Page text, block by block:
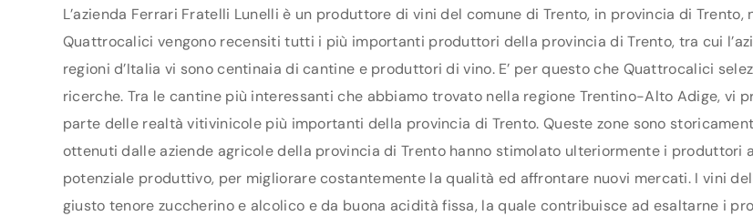
L’azienda Ferrari Fratelli Lunelli è un produttore di vini del comune di Trento, in provincia di
Quattrocalici vengono recensiti tutti i più importanti produttori della provincia di Trento, tra cui
regioni d’Italia vi sono centinaia di cantine e produttori di vino. E’ per questo che Quattrocalici
ricerche. Tra le cantine più interessanti che abbiamo trovato nella regione Trentino-Alto Adige, vi
parte delle realtà vitivinicole più importanti della provincia di Trento. Queste zone sono
ottenuti dalle aziende agricole della provincia di Trento hanno stimolato ulteriormente i produttori
potenziale produttivo, per migliorare costantemente la qualità ed affrontare nuovi mercati. I vini
giusto tenore zuccherino e alcolico e da buona acidità fissa, la quale contribuisce ad esaltarne i